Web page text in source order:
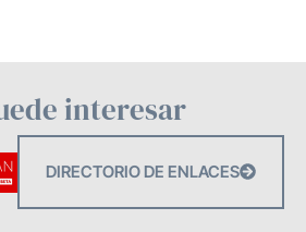
interesar
DIRECTORIO DE ENLACES